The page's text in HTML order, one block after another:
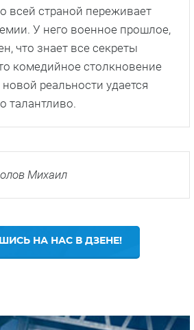
всей страной переживает
У него военное прошлое,
что знает все секреты
комедийное столкновение
реальности удается
талантливо.
Михаил
НА НАС В ДЗЕНЕ!